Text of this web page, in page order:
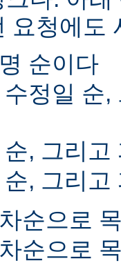
요청에도
순이다
정일 순
, 그리고
, 그리고
순으로
순으로